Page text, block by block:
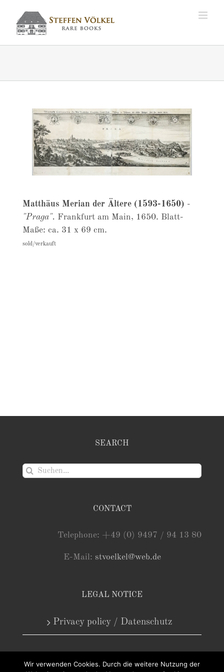
Inhalt
springen
Matthäus Merian der Ältere (1593-1650) -
"Praga". Frankfurt am Main, 1650. Blatt-
Maße: ca. 31 x 69 cm.
sold/verkauft
SEARCH
Suche
CONTACT
Telephone: +49 (0) 9497 / 94 13 80
E-Mail: stvoelkel@web.de
LEGAL NOTICE
Privacy policy / Datenschutz
Wir verwenden Cookies. Durch die weitere Nutzung der